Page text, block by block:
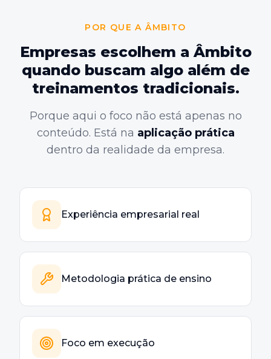
POR QUE A ÂMBITO
Empresas escolhem a Âmbito
quando buscam algo além de
treinamentos tradicionais.
Porque aqui o foco não está apenas no
conteúdo. Está na aplicação prática
dentro da realidade da empresa.
Experiência empresarial real
Metodologia prática de ensino
Foco em execução